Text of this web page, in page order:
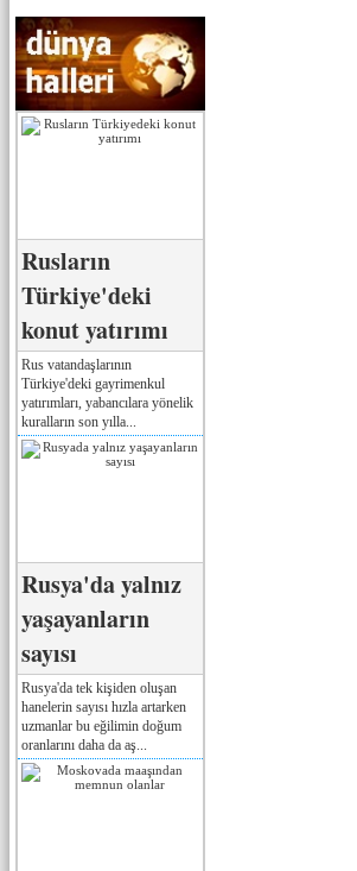
Rusların
Türkiye'deki
konut yatırımı
Rus vatandaşlarının
Türkiye'deki gayrimenkul
yatırımları, yabancılara yönelik
kuralların son yılla...
Rusya'da yalnız
yaşayanların
sayısı
Rusya'da tek kişiden oluşan
hanelerin sayısı hızla artarken
uzmanlar bu eğilimin doğum
oranlarını daha da aş...